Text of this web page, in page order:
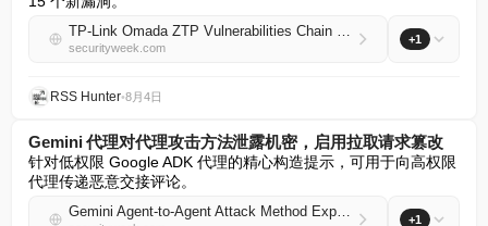
TP-Link Omada ZTP Vulnerabilities Chain Into Full Network Takeover
securityweek.com
+1
RSS Hunter•8月4日
Gemini 代理对代理攻击方法泄露机密，启用拉取请求篡改
针对低权限 Google ADK 代理的精心构造提示，可用于向高权限
代理传递恶意交接评论。
Gemini Agent-to-Agent Attack Method Exposed Secrets, Enabled Pull Request Tampering +1